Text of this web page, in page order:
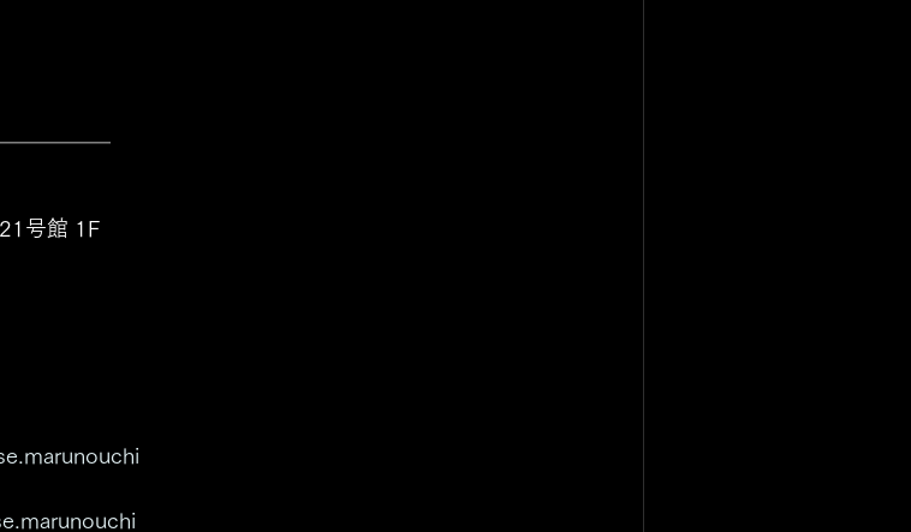
号館 1F